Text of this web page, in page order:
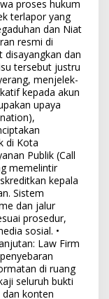
proses hukum
terlapor yang
dan Niat
resmi di
disayangkan dan
tersebut justru
menjelek-
kepada akun
upaya
di Kota
Publik (Call
memelintir
kepala
Sistem
dan jalur
prosedur,
sosial. •
Law Firm
di ruang
seluruh bukti
konten